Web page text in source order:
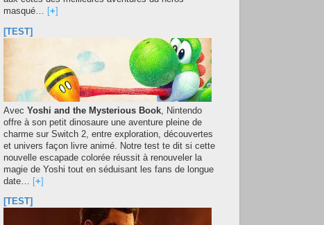
masqué…
+
[TEST]
Avec Yoshi and the Mysterious Book, Nintendo
offre à son petit dinosaure une aventure pleine de
charme sur Switch 2, entre exploration, découvertes
et univers façon livre animé. Notre test te dit si cette
nouvelle escapade colorée réussit à renouveler la
magie de Yoshi tout en séduisant les fans de longue
date… [+]
[TEST]